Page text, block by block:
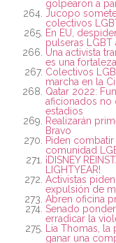
golpearon a
Jucopo
colectivos
En EU,
pulseras LGBT
Una activista
es una
Colectivos
marcha en la
Qatar 2022:
aficionados no
estadios
Realizarán
Bravo
Piden
comunidad
¡DISNEY
LIGHTYEAR!
Activistas
expulsión de
Abren oficina
Senado
erradicar la
Lia Thomas,
ganar una